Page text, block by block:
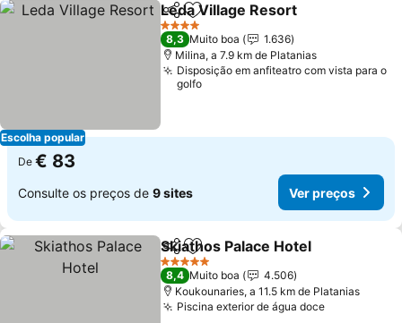
Escolha popular
PartilharAdicionar aos favoritos
Leda Village Resort
4 Estrelas
8,3 Muito boa
1.636
Milina, a 7.9 km de Platanias
Disposição em anfiteatro com vista para o
golfo
De € 83
Consulte os preços de 9 sites Ver preços
PartilharAdicionar aos favoritos
Skiathos Palace Hotel
5 Estrelas
8,4 Muito boa
4.506
Koukounaries, a 11.5 km de Platanias
Piscina exterior de água doceVer preços